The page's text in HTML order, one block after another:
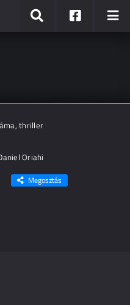
thriller
Oriahi
Megosztás